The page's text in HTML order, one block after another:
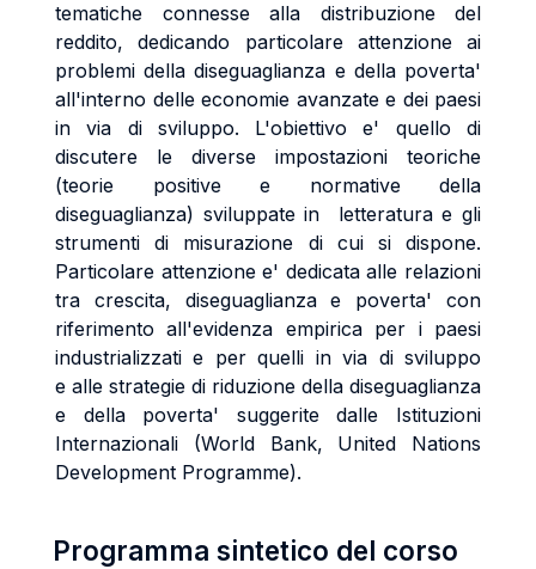
tematiche connesse alla distribuzione del
reddito, dedicando particolare attenzione ai
problemi della diseguaglianza e della poverta'
all'interno delle economie avanzate e dei paesi
in via di sviluppo. L'obiettivo e' quello di
discutere le diverse impostazioni teoriche
(teorie positive e normative della
diseguaglianza) sviluppate in letteratura e gli
strumenti di misurazione di cui si dispone.
Particolare attenzione e' dedicata alle relazioni
tra crescita, diseguaglianza e poverta' con
riferimento all'evidenza empirica per i paesi
industrializzati e per quelli in via di sviluppo
e alle strategie di riduzione della diseguaglianza
e della poverta' suggerite dalle Istituzioni
Internazionali (World Bank, United Nations
Development Programme).
Programma sintetico del corso